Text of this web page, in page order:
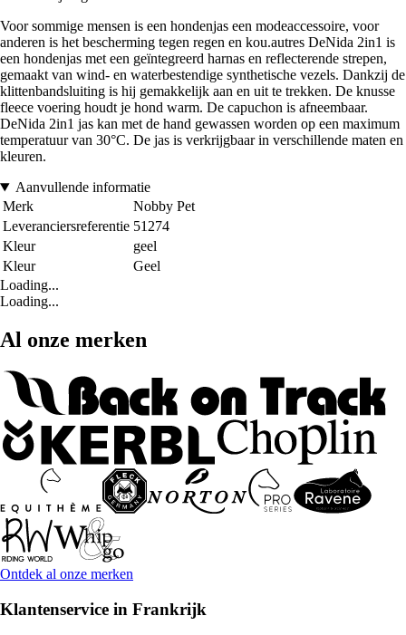
Voor sommige mensen is een hondenjas een modeaccessoire, voor
anderen is het bescherming tegen regen en kou.autres DeNida 2in1 is
een hondenjas met een geïntegreerd harnas en reflecterende strepen,
gemaakt van wind- en waterbestendige synthetische vezels. Dankzij de
klittenbandsluiting is hij gemakkelijk aan en uit te trekken. De knusse
fleece voering houdt je hond warm. De capuchon is afneembaar.
DeNida 2in1 jas kan met de hand gewassen worden op een maximum
temperatuur van 30°C. De jas is verkrijgbaar in verschillende maten en
kleuren.
Aanvullende informatie
Merk
Nobby Pet
Leveranciersreferentie 51274
Kleur
geel
Kleur
Geel
Loading...
Loading...
Al onze merken
Ontdek al onze merken
Klantenservice in Frankrijk